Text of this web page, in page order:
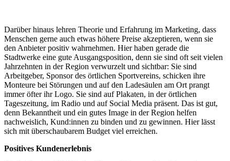
Darüber hinaus lehren Theorie und Erfahrung im Marketing, dass
Menschen gerne auch etwas höhere Preise akzeptieren, wenn sie
den Anbieter positiv wahrnehmen. Hier haben gerade die
Stadtwerke eine gute Ausgangsposition, denn sie sind oft seit vielen
Jahrzehnten in der Region verwurzelt und sichtbar: Sie sind
Arbeitgeber, Sponsor des örtlichen Sportvereins, schicken ihre
Monteure bei Störungen und auf den Ladesäulen am Ort prangt
immer öfter ihr Logo. Sie sind auf Plakaten, in der örtlichen
Tageszeitung, im Radio und auf Social Media präsent. Das ist gut,
denn Bekanntheit und ein gutes Image in der Region helfen
nachweislich, Kund:innen zu binden und zu gewinnen. Hier lässt
sich mit überschaubarem Budget viel erreichen.
Positives Kundenerlebnis